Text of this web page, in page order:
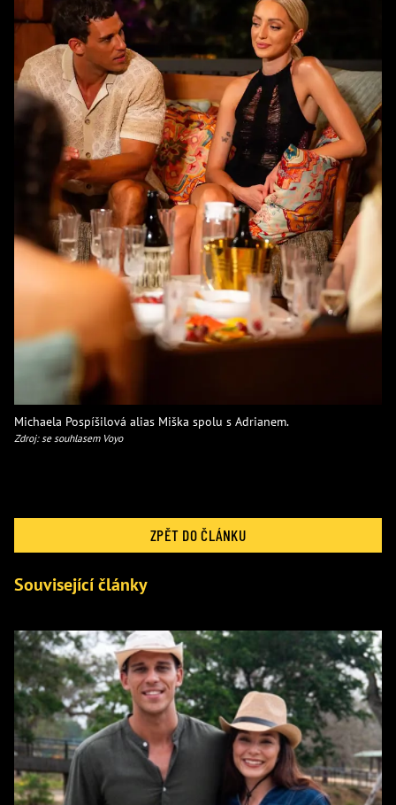
Michaela Pospíšilová alias Miška spolu s Adrianem.
Zdroj: se souhlasem Voyo
ZPĚT DO ČLÁNKU
Související články